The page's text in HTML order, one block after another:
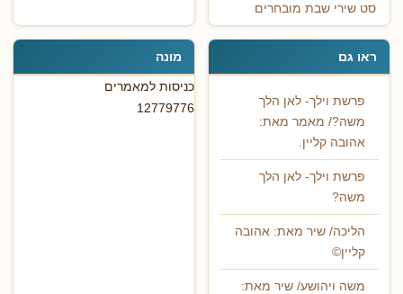
סט שירי שבת מובחרים
ראו גם
פרשת וילך- לאן הלך
משה?/ מאמר מאת:
אהובה קליין.
פרשת וילך- לאן הלך
משה?
הליכה/ שיר מאת: אהובה
קליין©
משה ויהושע/ שיר מאת:
מונה
כניסות למאמרים
12779776